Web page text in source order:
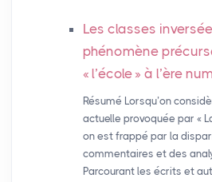
Les classes
phénomène
« l’école » à l’ère
Résumé Lorsqu’on
actuelle provoquée par «
on est frappé par la
commentaires et des
Parcourant les écrits et